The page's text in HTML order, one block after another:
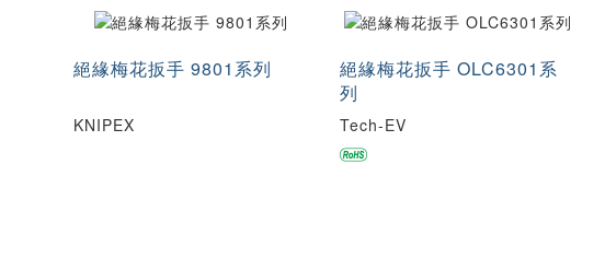
絕緣梅花扳手 9801系列
KNIPEX
絕緣梅花扳手 OLC6301系
列
Tech-EV